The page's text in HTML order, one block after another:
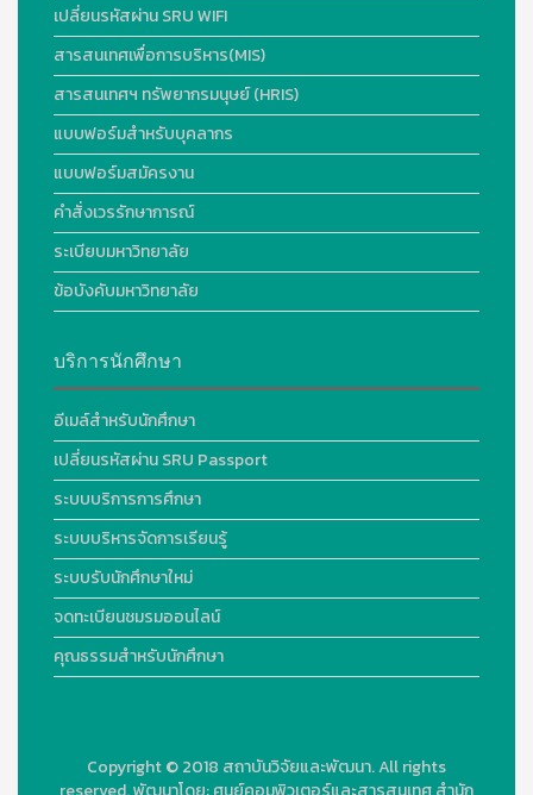
เปลี่ยนรหัสผ่าน SRU WIFI
สารสนเทศเพื่อการบริหาร(MIS)
สารสนเทศฯ ทรัพยากรมนุษย์ (HRIS)
แบบฟอร์มสำหรับบุคลากร
แบบฟอร์มสมัครงาน
คำสั่งเวรรักษาการณ์
ระเบียบมหาวิทยาลัย
ข้อบังคับมหาวิทยาลัย
บริการนักศึกษา
อีเมล์สำหรับนักศึกษา
เปลี่ยนรหัสผ่าน SRU Passport
ระบบบริการการศึกษา
ระบบบริหารจัดการเรียนรู้
ระบบรับนักศึกษาใหม่
จดทะเบียนชมรมออนไลน์
คุณธรรมสำหรับนักศึกษา
Copyright © 2018 สถาบันวิจัยและพัฒนา. All rights